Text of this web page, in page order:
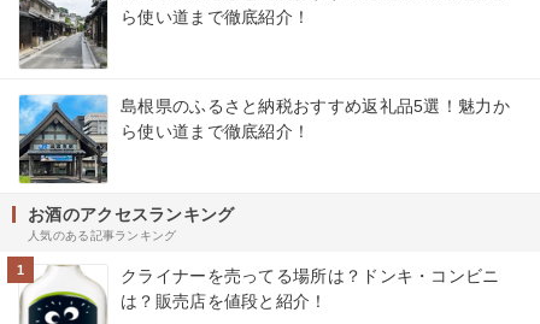
ら使い道まで徹底紹介！
島根県のふるさと納税おすすめ返礼品5選！魅力か
ら使い道まで徹底紹介！
お酒のアクセスランキング
人気のある記事ランキング
1
クライナーを売ってる場所は？ドンキ・コンビニ
は？販売店を値段と紹介！